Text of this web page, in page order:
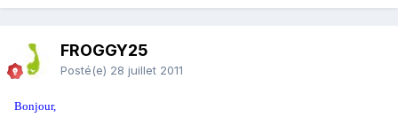
FROGGY25
Posté(e) 28 juillet 2011
Bonjour,